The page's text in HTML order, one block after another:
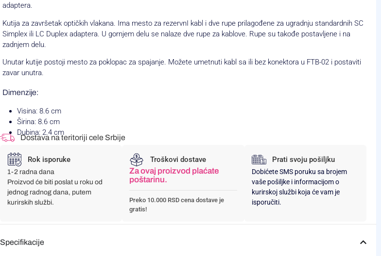
adaptera.
Kutija za završetak optičkih vlakana. Ima mesto za rezervnI kabl i dve rupe prilagođene za ugradnju standardnih SC
Simplex ili LC Duplex adaptera. U gornjem delu se nalaze dve rupe za kablove. Rupe su takođe postavljene i na
zadnjem delu.
Unutar kutije postoji mesto za poklopac za spajanje. Možete umetnuti kabl sa ili bez konektora u FTB-02 i postaviti
zavar unutra.
Dimenzije:
Visina: 8.6 cm
Širina: 8.6 cm
Dubina: 2.4 cm
Dostava na teritoriji cele Srbije
Rok isporuke
1-2 radna dana
Proizvod će biti poslat u roku od
jednog radnog dana, putem
kurirskih službi.
Troškovi dostave
Za ovaj proizvod plaćate
poštarinu.
Preko 10.000 RSD cena dostave je
gratis!
Prati svoju pošiljku
Dobićete SMS poruku sa brojem
vaše pošiljke i informacijom o
kurirskoj službi koja će vam je
isporučiti.
Specifikacije